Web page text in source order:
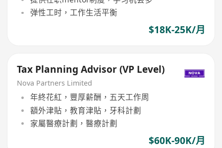
弹性工时，工作生活平衡
$18K-25K/月
Tax Planning Advisor (VP Level)
Nova Partners Limited
年終花紅，豐厚薪酬，五天工作周
額外津貼，教育津貼，牙科計劃
家屬醫療計劃，醫療計劃
$60K-90K/月